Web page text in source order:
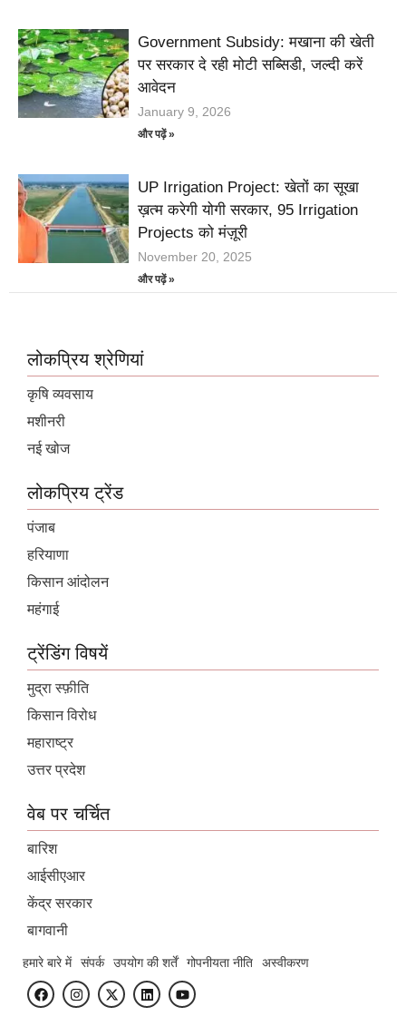
Government Subsidy: मखाना की खेती
पर सरकार दे रही मोटी सब्सिडी, जल्दी करें
आवेदन
January 9, 2026
और पढ़ें »
UP Irrigation Project: खेतों का सूखा
ख़त्म करेगी योगी सरकार, 95 Irrigation
Projects को मंज़ूरी
November 20, 2025
और पढ़ें »
लोकप्रिय श्रेणियां
कृषि व्यवसाय
मशीनरी
नई खोज
लोकप्रिय ट्रेंड
पंजाब
हरियाणा
किसान आंदोलन
महंगाई
ट्रेंडिंग विषयें
मुद्रा स्फ़ीति
किसान विरोध
महाराष्ट्र
उत्तर प्रदेश
वेब पर चर्चित
बारिश
आईसीएआर
केंद्र सरकार
बागवानी
हमारे बारे में संपर्क उपयोग की शर्तें गोपनीयता नीति अस्वीकरण